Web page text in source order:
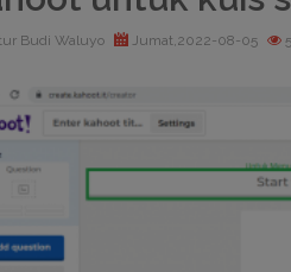
Budi Waluyo Jumat,2022-08-05